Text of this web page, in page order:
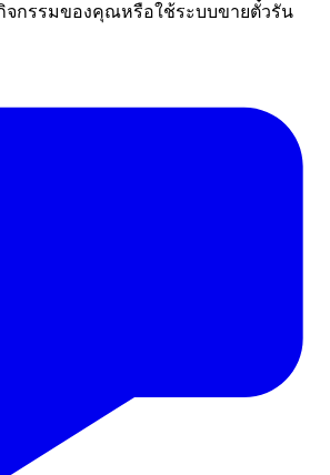
จกรรมของคุณหรือใช้ระบบขายตั๋วรัน